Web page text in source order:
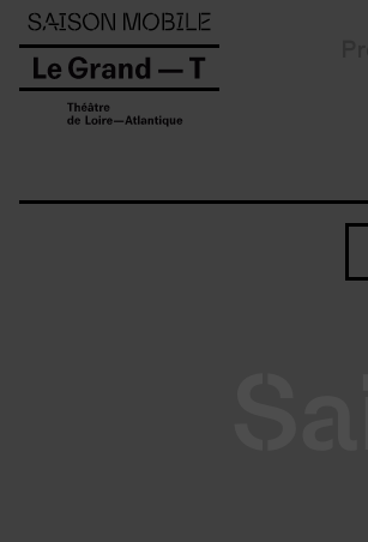
Panneau de gestion des cookies